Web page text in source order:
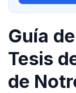
Guía
Tesis
de